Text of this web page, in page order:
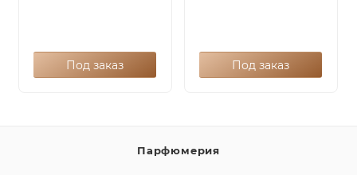
Под заказ Под заказ
Парфюмерия